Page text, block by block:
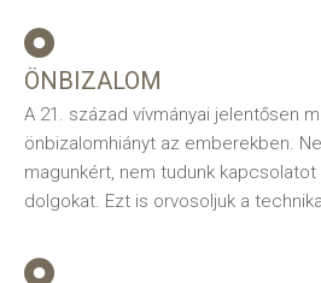
ÖNBIZALOM
A 21. század vívmányai jelentősen
önbizalomhiányt az emberekben.
magunkért, nem tudunk
dolgokat. Ezt is orvosoljuk a